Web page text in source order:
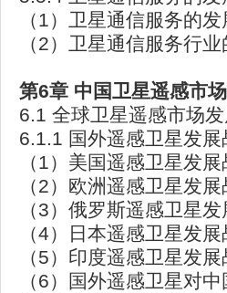
（1）卫星通信服务的
（2）卫星通信服务行
第6章 中国卫星遥感市
6.1 全球卫星遥感市场
6.1.1 国外遥感卫星发展
（1）美国遥感卫星发
（2）欧洲遥感卫星发
（3）俄罗斯遥感卫星
（4）日本遥感卫星发
（5）印度遥感卫星发
（6）国外遥感卫星对